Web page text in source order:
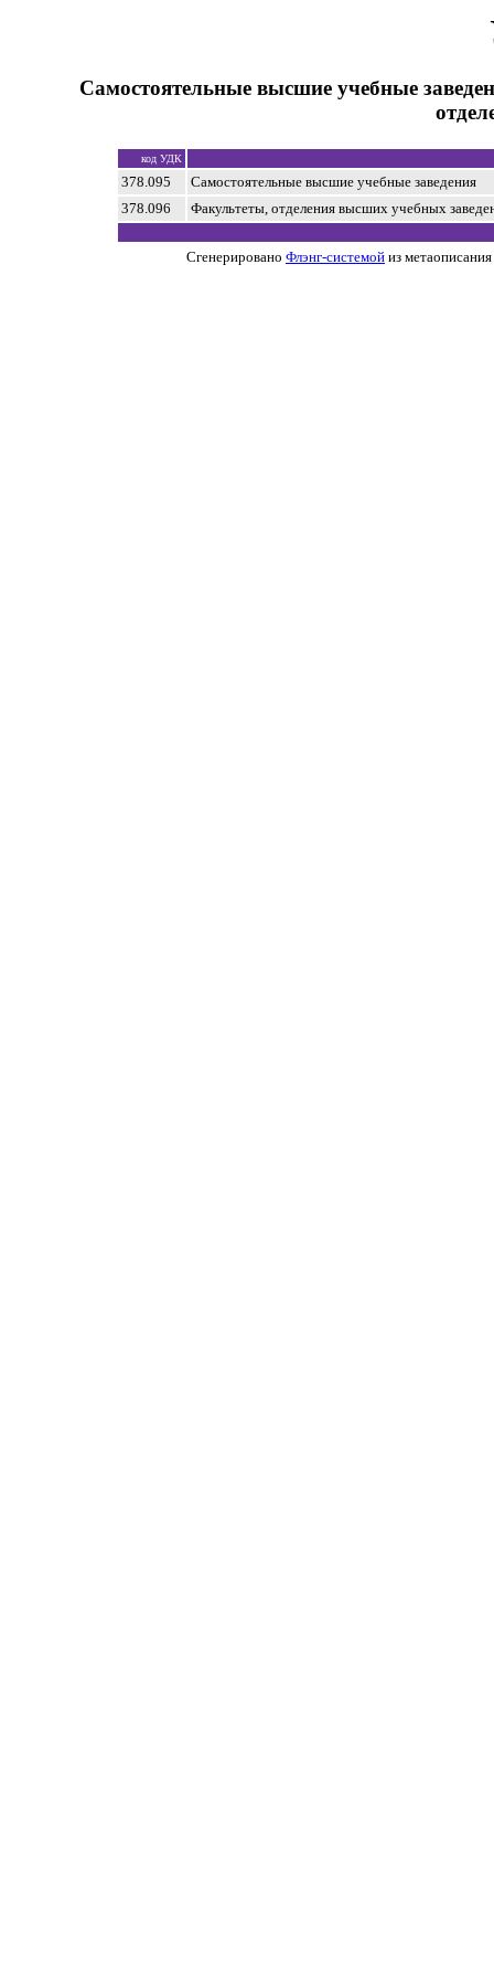
Самостоятельные высшие учебные
код УДК
378.095
Самостоятельные высшие учебные заведения
378.096
Факультеты, отделения высших учебных
Сгенерировано Флэнг-системой из